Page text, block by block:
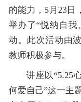
的能力，5月23日
举办了“悦纳自我
动。此次活动由
教师积极参与。
讲座以“5.25
何爱自己”这一主